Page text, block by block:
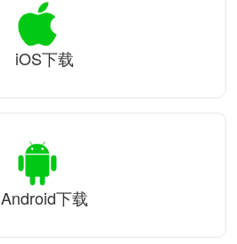
iOS下载
Android下载